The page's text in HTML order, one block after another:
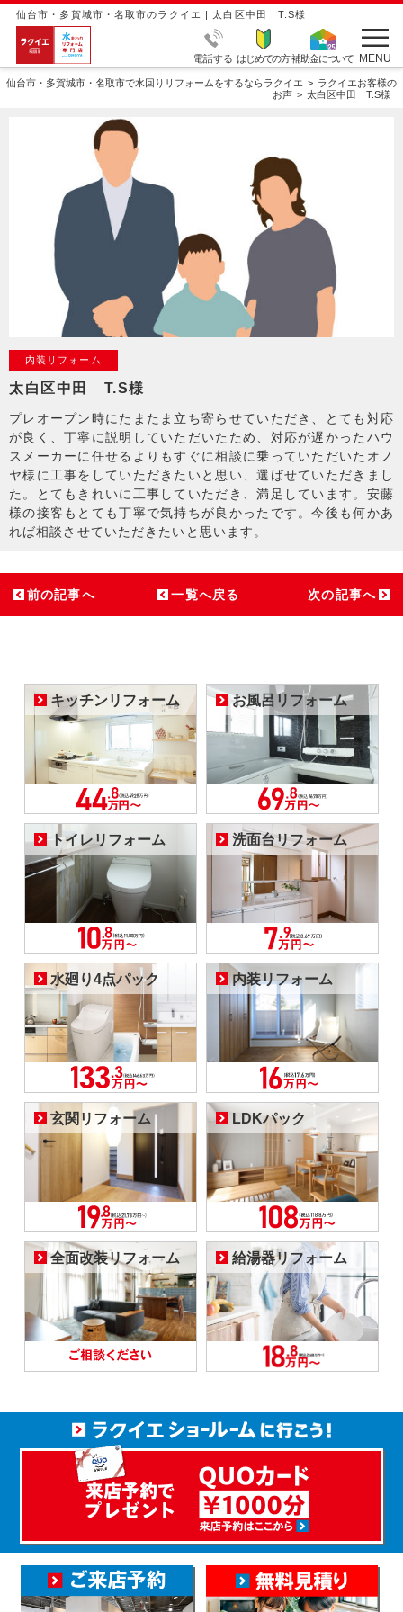
仙台市・多賀城市・名取市のラクイエ | 太白区中田 T.S様
電話する はじめての方補助金について MENU
仙台市・多賀城市・名取市で水回りリフォームをするならラクイエ
ラクイエお客様の
お声
太白区中田 T.S様
内装リフォーム
太白区中田 T.S様
プレオープン時にたまたま立ち寄らせていただき、とても対応
が良く、丁寧に説明していただいたため、対応が遅かったハウ
スメーカーに任せるよりもすぐに相談に乗っていただいたオノ
ヤ様に工事をしていただきたいと思い、選ばせていただきまし
た。とてもきれいに工事していただき、満足しています。安藤
様の接客もとても丁寧で気持ちが良かったです。今後も何かあ
れば相談させていただきたいと思います。
前の記事へ 一覧へ戻る 次の記事へ
キッチンリフォーム お風呂リフォーム
トイレリフォーム 洗面台リフォーム
水廻り4点パック 内装リフォーム
玄関リフォーム LDKパック
全面改装リフォーム 給湯器リフォーム